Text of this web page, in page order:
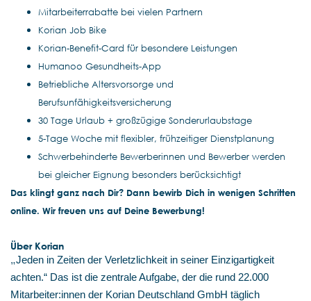
Mitarbeiterrabatte bei vielen Partnern
Korian Job Bike
Korian-Benefit-Card für besondere Leistungen
Humanoo Gesundheits-App
Betriebliche Altersvorsorge und
Berufsunfähigkeitsversicherung
30 Tage Urlaub + großzügige Sonderurlaubstage
5-Tage Woche mit flexibler, frühzeitiger Dienstplanung
Schwerbehinderte Bewerberinnen und Bewerber werden
bei gleicher Eignung besonders berücksichtigt
Das klingt ganz nach Dir? Dann bewirb Dich in wenigen Schritten
online. Wir freuen uns auf Deine Bewerbung!
Über Korian
„Jeden in Zeiten der Verletzlichkeit in seiner Einzigartigkeit
achten.“ Das ist die zentrale Aufgabe, der die rund 22.000
Mitarbeiter:innen der Korian Deutschland GmbH täglich